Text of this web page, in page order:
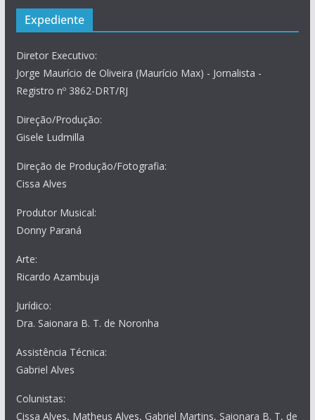
Expediente
Diretor Executivo:
Jorge Maurício de Oliveira (Maurício Max) - Jornalista -
Registro nº 3862-DRT/RJ
Direção/Produção:
Gisele Ludmilla
Direção de Produção/Fotografia:
Cissa Alves
Produtor Musical:
Donny Paraná
Arte:
Ricardo Azambuja
Jurídico:
Dra. Saionara B. T. de Noronha
Assistência Técnica:
Gabriel Alves
Colunistas:
Cissa Alves, Matheus Alves, Gabriel Martins, Saionara B. T, de